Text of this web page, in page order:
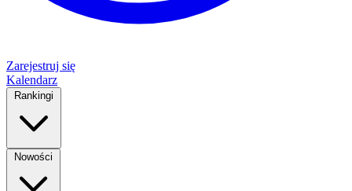
Zarejestruj się
Kalendarz
Rankingi
Nowości